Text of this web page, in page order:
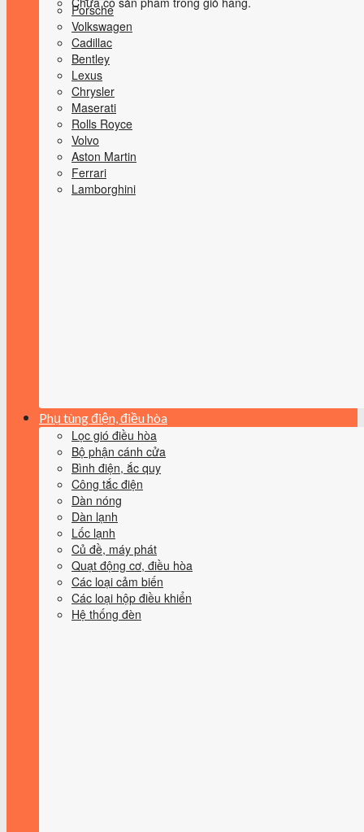
Porsche
Volkswagen
Cadillac
Bentley
Lexus
Chrysler
Maserati
Rolls Royce
Volvo
Aston Martin
Ferrari
Lamborghini
Phụ tùng điện, điều hòa
Lọc gió điều hòa
Bộ phận cánh cửa
Bình điện, ắc quy
Công tắc điện
Dàn nóng
Dàn lạnh
Lốc lạnh
Củ đề, máy phát
Quạt động cơ, điều hòa
Các loại cảm biến
Các loại hộp điều khiển
Hệ thống đèn